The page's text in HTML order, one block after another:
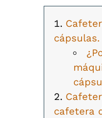
cápsulas.
cafetera